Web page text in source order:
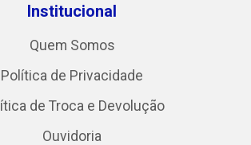
Institucional
Quem Somos
Política de Privacidade
de Troca e Devolução
Ouvidoria